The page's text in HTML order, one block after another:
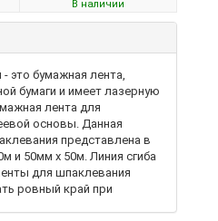
В наличии
это бумажная лента,
бумаги и имеет лазерную
лента для
основы. Данная
представлена ​​в
и 50мм х 50м. Линия сгиба
для шпаклевания
ровный край при